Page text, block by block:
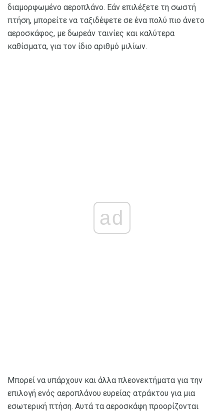
διαμορφωμένο αεροπλάνο. Εάν επιλέξετε τη σωστή
πτήση, μπορείτε να ταξιδέψετε σε ένα πολύ πιο άνετο
αεροσκάφος, με δωρεάν ταινίες και καλύτερα
καθίσματα, για τον ίδιο αριθμό μιλίων.
ad
Μπορεί να υπάρχουν και άλλα πλεονεκτήματα για την
επιλογή ενός αεροπλάνου ευρείας ατράκτου για μια
εσωτερική πτήση. Αυτά τα αεροσκάφη προορίζονται